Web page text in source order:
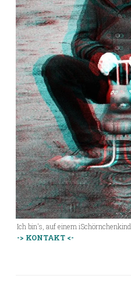
Ich bin's, auf einem iSchörnchenkind.
-> KONTAKT <-